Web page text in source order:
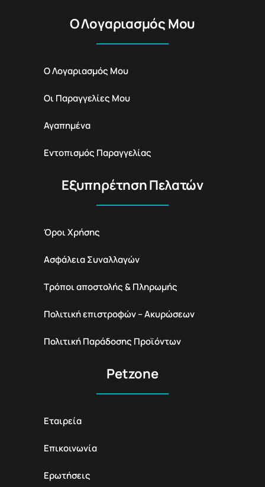
Ο Λογαριασμός Μου
Ο Λογαριασμός Μου
Οι Παραγγελίες Μου
Αγαπημένα
Εντοπισμός Παραγγελίας
Εξυπηρέτηση Πελατών
Όροι Χρήσης
Ασφάλεια Συναλλαγών
Τρόποι αποστολής & Πληρωμής
Πολιτική επιστροφών – Ακυρώσεων
Πολιτική Παράδοσης Προϊόντων
Petzone
Εταιρεία
Επικοινωνία
Ερωτήσεις